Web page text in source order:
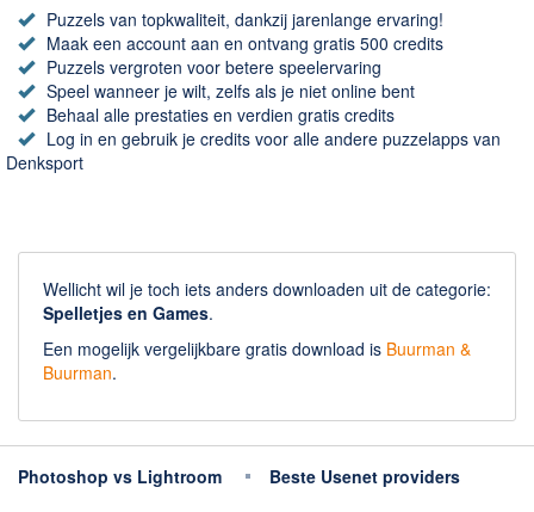
Dating apps
Parkeer apps
Rar en Zip (Compressie - Unzip)
Shopping
Spelletjes en Games
Puzzels van topkwaliteit, dankzij jarenlange ervaring!
Maak een account aan en ontvang gratis 500 credits
Puzzels vergroten voor betere speelervaring
Speel wanneer je wilt, zelfs als je niet online bent
Behaal alle prestaties en verdien gratis credits
Log in en gebruik je credits voor alle andere puzzelapps van
Denksport
Wellicht wil je toch iets anders downloaden uit de categorie:
Spelletjes en Games.
Een mogelijk vergelijkbare gratis download is Buurman &
Buurman.
Photoshop vs Lightroom
Beste Usenet providers